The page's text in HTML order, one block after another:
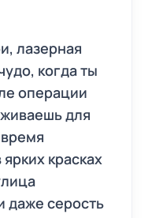
лазерная
когда ты
операции
для
красках
даже серость